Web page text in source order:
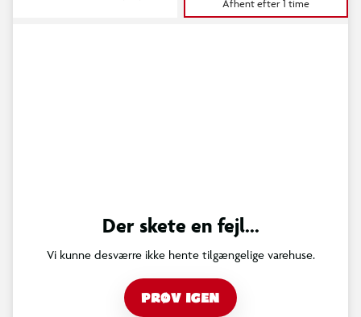
Afhent efter 1 time
Der skete en fejl...
Vi kunne desværre ikke hente tilgængelige varehuse.
PRØV IGEN